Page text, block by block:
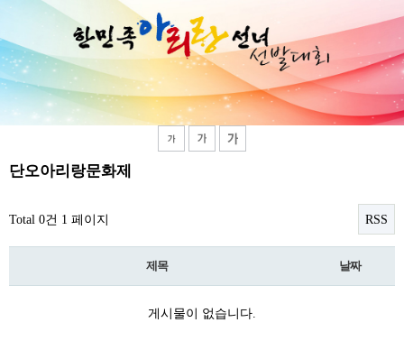
단오아리랑문화제
Total 0건 1 페이지 RSS
제목 날짜
게시물이 없습니다.